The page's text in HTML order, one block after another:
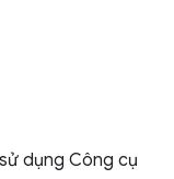
dụng Công cụ